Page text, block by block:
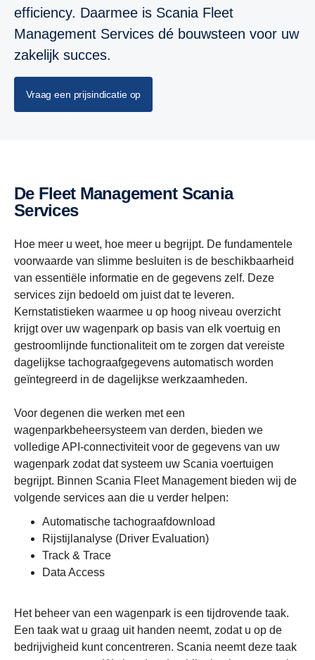
efficiency. Daarmee is Scania Fleet
Management Services dé bouwsteen voor uw
zakelijk succes.
Vraag een prijsindicatie op
De Fleet Management Scania
Services
Hoe meer u weet, hoe meer u begrijpt. De fundamentele
voorwaarde van slimme besluiten is de beschikbaarheid
van essentiële informatie en de gegevens zelf. Deze
services zijn bedoeld om juist dat te leveren.
Kernstatistieken waarmee u op hoog niveau overzicht
krijgt over uw wagenpark op basis van elk voertuig en
gestroomlijnde functionaliteit om te zorgen dat vereiste
dagelijkse tachograafgegevens automatisch worden
geïntegreerd in de dagelijkse werkzaamheden.
Voor degenen die werken met een
wagenparkbeheersysteem van derden, bieden we
volledige API-connectiviteit voor de gegevens van uw
wagenpark zodat dat systeem uw Scania voertuigen
begrijpt. Binnen Scania Fleet Management bieden wij de
volgende services aan die u verder helpen:
Automatische tachograafdownload
Rijstijlanalyse (Driver Evaluation)
Track & Trace
Data Access
Het beheer van een wagenpark is een tijdrovende taak.
Een taak wat u graag uit handen neemt, zodat u op de
bedrijvigheid kunt concentreren. Scania neemt deze taak